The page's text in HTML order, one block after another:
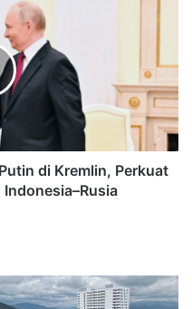
di Kremlin, Perkuat